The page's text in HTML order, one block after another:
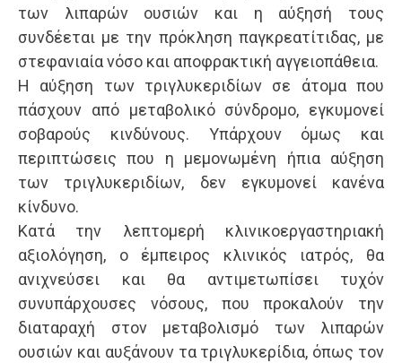
των λιπαρών ουσιών και η αύξησή τους
συνδέεται με την πρόκληση παγκρεατίτιδας, με
στεφανιαία νόσο και αποφρακτική αγγειοπάθεια.
Η αύξηση των τριγλυκεριδίων σε άτομα που
πάσχουν από μεταβολικό σύνδρομο, εγκυμονεί
σοβαρoύς κινδύνους. Υπάρχουν όμως και
περιπτώσεις που η μεμονωμένη ήπια αύξηση
των τριγλυκεριδίων, δεν εγκυμονεί κανένα
κίνδυνο.
Κατά την λεπτομερή κλινικοεργαστηριακή
αξιολόγηση, ο έμπειρος κλινικός ιατρός, θα
ανιχνεύσει και θα αντιμετωπίσει τυχόν
συνυπάρχουσες νόσους, που προκαλούν την
διαταραχή στον μεταβολισμό των λιπαρών
ουσιών και αυξάνουν τα τριγλυκερίδια, όπως τον